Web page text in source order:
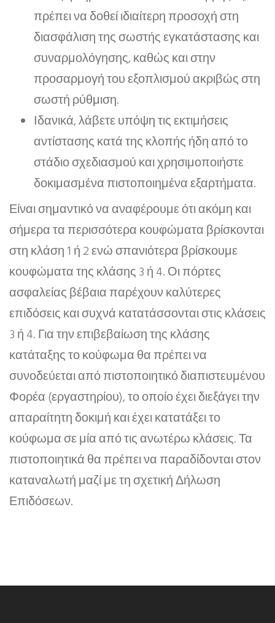
πρέπει να δοθεί ιδιαίτερη προσοχή στη
διασφάλιση της σωστής εγκατάστασης και
συναρμολόγησης, καθώς και στην
προσαρμογή του εξοπλισμού ακριβώς στη
σωστή ρύθμιση.
Ιδανικά, λάβετε υπόψη τις εκτιμήσεις
αντίστασης κατά της κλοπής ήδη από το
στάδιο σχεδιασμού και χρησιμοποιήστε
δοκιμασμένα πιστοποιημένα εξαρτήματα.
Είναι σημαντικό να αναφέρουμε ότι ακόμη και
σήμερα τα περισσότερα κουφώματα βρίσκονται
στη κλάση 1 ή 2 ενώ σπανιότερα βρίσκουμε
κουφώματα της κλάσης 3 ή 4. Οι πόρτες
ασφαλείας βέβαια παρέχουν καλύτερες
επιδόσεις και συχνά κατατάσσονται στις κλάσεις
3 ή 4. Για την επιβεβαίωση της κλάσης
κατάταξης το κούφωμα θα πρέπει να
συνοδεύεται από πιστοποιητικό διαπιστευμένου
Φορέα (εργαστηρίου), το οποίο έχει διεξάγει την
απαραίτητη δοκιμή και έχει κατατάξει το
κούφωμα σε μία από τις ανωτέρω κλάσεις. Τα
πιστοποιητικά θα πρέπει να παραδίδονται στον
καταναλωτή μαζί με τη σχετική Δήλωση
Επιδόσεων.